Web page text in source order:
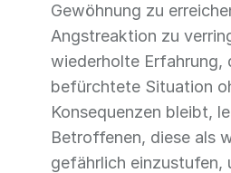
Gewöhnung zu
Angstreaktion zu
wiederholte Erfahrung,
befürchtete Situation
Konsequenzen bleibt,
Betroffenen, diese als
gefährlich einzustufen,